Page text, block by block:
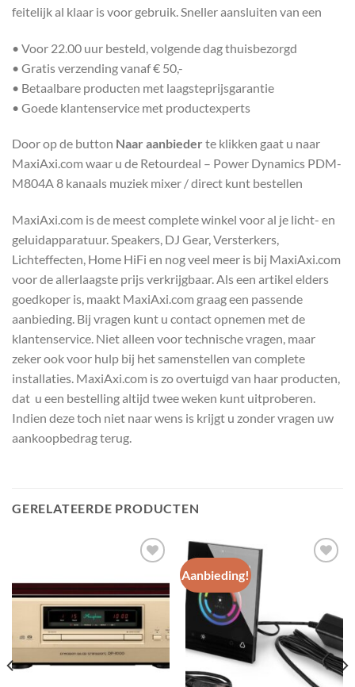
feitelijk al klaar is voor gebruik. Sneller aansluiten van een
• Voor 22.00 uur besteld, volgende dag thuisbezorgd
• Gratis verzending vanaf € 50,-
• Betaalbare producten met laagsteprijsgarantie
• Goede klantenservice met productexperts
Door op de button Naar aanbieder te klikken gaat u naar
MaxiAxi.com waar u de Retourdeal – Power Dynamics PDM-
M804A 8 kanaals muziek mixer / direct kunt bestellen
MaxiAxi.com is de meest complete winkel voor al je licht- en
geluidapparatuur. Speakers, DJ Gear, Versterkers,
Lichteffecten, Home HiFi en nog veel meer is bij MaxiAxi.com
voor de allerlaagste prijs verkrijgbaar. Als een artikel elders
goedkoper is, maakt MaxiAxi.com graag een passende
aanbieding. Bij vragen kunt u contact opnemen met de
klantenservice. Niet alleen voor technische vragen, maar
zeker ook voor hulp bij het samenstellen van complete
installaties. MaxiAxi.com is zo overtuigd van haar producten,
dat u een bestelling altijd twee weken kunt uitproberen.
Indien deze toch niet naar wens is krijgt u zonder vragen uw
aankoopbedrag terug.
GERELATEERDE PRODUCTEN
Toevoegen
aan
wenslijst
Aanbieding!
wenslijst